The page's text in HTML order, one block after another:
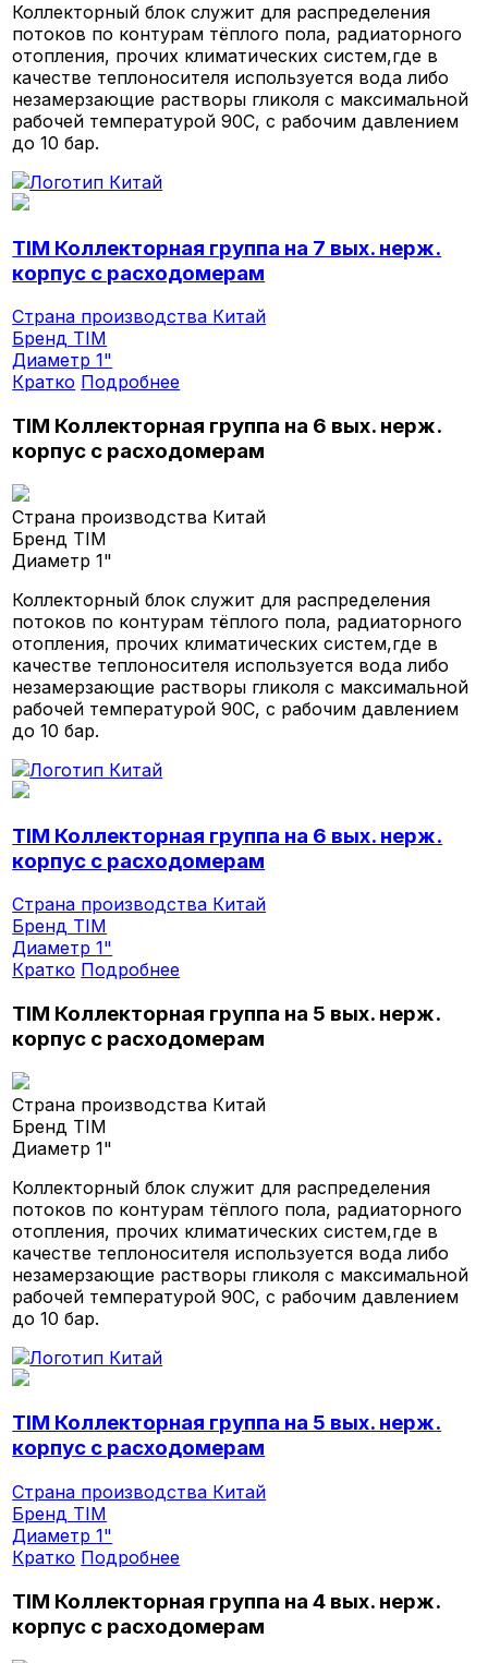
Коллекторный блок служит для распределения
потоков по контурам тёплого пола, радиаторного
отопления, прочих климатических систем,где в
качестве теплоносителя используется вода либо
незамерзающие растворы гликоля с максимальной
рабочей температурой 90С, с рабочим давлением
до 10 бар.
TIM Коллекторная группа на 7 вых. нерж.
корпус с расходомерам
Страна производства Китай
Бренд TIM
Диаметр1"
Кратко Подробнее
TIM Коллекторная группа на 6 вых. нерж.
корпус с расходомерам
Страна производства Китай
Бренд TIM
Диаметр1"
Коллекторный блок служит для распределения
потоков по контурам тёплого пола, радиаторного
отопления, прочих климатических систем,где в
качестве теплоносителя используется вода либо
незамерзающие растворы гликоля с максимальной
рабочей температурой 90С, с рабочим давлением
до 10 бар.
TIM Коллекторная группа на 6 вых. нерж.
корпус с расходомерам
Страна производства Китай
Бренд TIM
Диаметр1"
Кратко Подробнее
TIM Коллекторная группа на 5 вых. нерж.
корпус с расходомерам
Страна производства Китай
Бренд TIM
Диаметр1"
Коллекторный блок служит для распределения
потоков по контурам тёплого пола, радиаторного
отопления, прочих климатических систем,где в
качестве теплоносителя используется вода либо
незамерзающие растворы гликоля с максимальной
рабочей температурой 90С, с рабочим давлением
до 10 бар.
TIM Коллекторная группа на 5 вых. нерж.
корпус с расходомерам
Страна производства Китай
Бренд TIM
Диаметр1"
Кратко Подробнее
TIM Коллекторная группа на 4 вых. нерж.
корпус с расходомерам